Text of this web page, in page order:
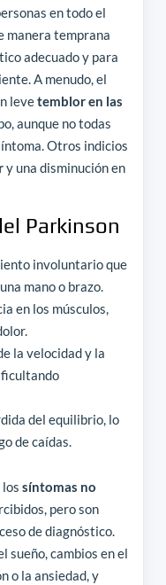
en todo el
manera temprana
adecuado y para
A menudo, el
levetemblor en las
aunque no todas
Otros indicios
y una disminución en
Parkinson
involuntario que
mano o brazo.
en los músculos,
la velocidad y la
del equilibrio, lo
de caídas.
síntomas no
pero son
de diagnóstico.
sueño, cambios en el
o la ansiedad, y